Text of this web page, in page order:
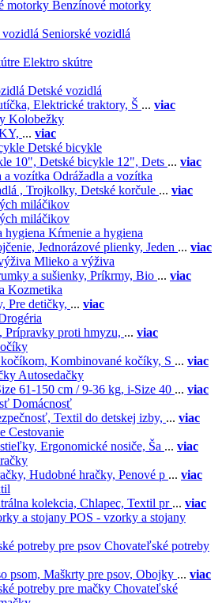
Benzínové motorky
Seniorské vozidlá
Elektro skútre
Detské vozidlá
Elektrické traktory, Š ... viac
Kolobežky
... viac
Detské bicykle
10", Detské bicykle 12", Dets ... viac
Odrážadla a vozítka
, Trojkolky, Detské korčule ... viac
miláčikov
miláčikov
Kŕmenie a hygiena
Jednorázové plienky, Jeden ... viac
Mlieko a výživa
a sušienky, Príkrmy, Bio ... viac
Kozmetika
Pre detičky, ... viac
Prípravky proti hmyzu, ... viac
Kombinované kočíky, S ... viac
Autosedačky
61-150 cm / 9-36 kg, i-Size 40 ... viac
Domácnosť
Textil do detskej izby, ... viac
Cestovanie
Ergonomické nosiče, Ša ... viac
Hudobné hračky, Penové p ... viac
kolekcia, Chlapec, Textil pr ... viac
POS - vzorky a stojany
Chovateľské potreby
psom, Maškrty pre psov, Obojky ... viac
Chovateľské